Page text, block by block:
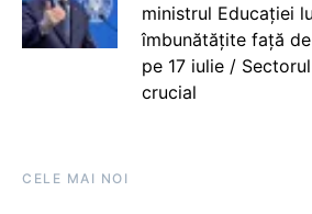
ministrul Educației
îmbunătățite față
pe 17 iulie /
crucial
CELE MAI NOI